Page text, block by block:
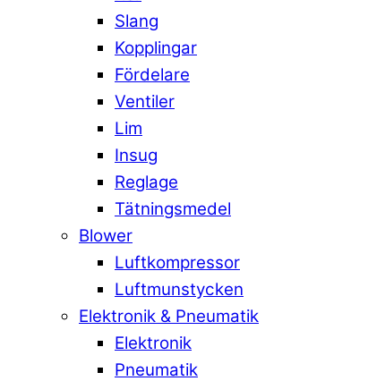
Slang
Kopplingar
Fördelare
Ventiler
Lim
Insug
Reglage
Tätningsmedel
Blower
Luftkompressor
Luftmunstycken
Elektronik & Pneumatik
Elektronik
Pneumatik